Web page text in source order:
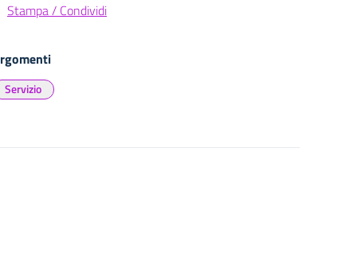
Stampa / Condividi
Servizio